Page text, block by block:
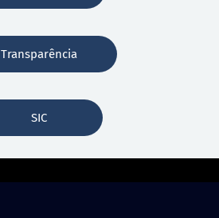
Transparência
SIC